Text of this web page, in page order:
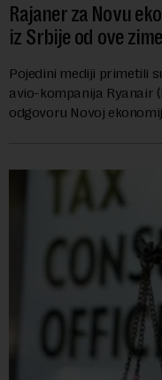
Rajaner za Novu
iz Srbije od ove zime
Pojedini mediji primetili
avio-kompanija Ryanair
odgovoru Novoj